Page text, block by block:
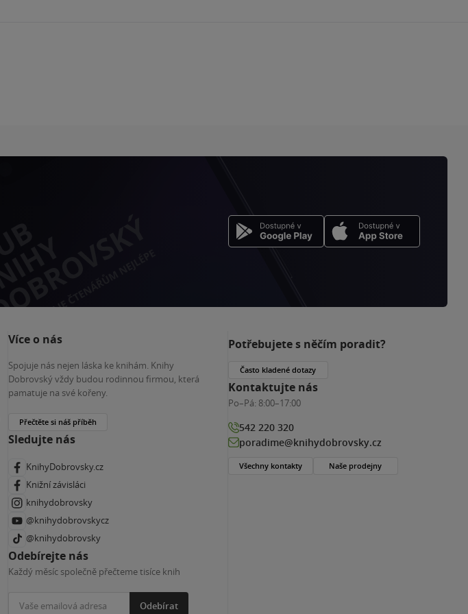
Více o nás
Spojuje nás nejen láska ke knihám. Knihy
Dobrovský vždy budou rodinnou firmou, která
pamatuje na své kořeny.
Přečtěte si náš příběh
Sledujte nás
KnihyDobrovsky.cz
Knižní závisláci
knihydobrovsky
@knihydobrovskycz
@knihydobrovsky
Odebírejte nás
Každý měsíc společně přečteme tisíce knih
Odebírat
Potřebujete s něčím poradit?
Často kladené dotazy
Kontaktujte nás
Po–Pá: 8:00–17:00
542 220 320
poradime@knihydobrovsky.cz
Všechny kontakty Naše prodejny